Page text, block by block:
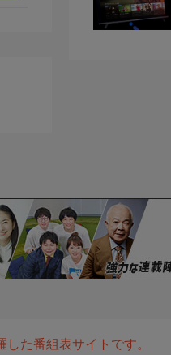
た番組表サイトです。